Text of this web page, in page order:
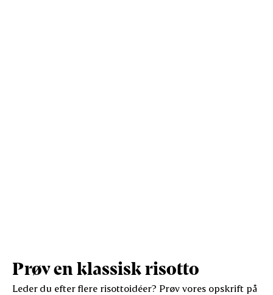
Prøv en klassisk risotto
Leder du efter flere risottoidéer? Prøv vores opskrift på